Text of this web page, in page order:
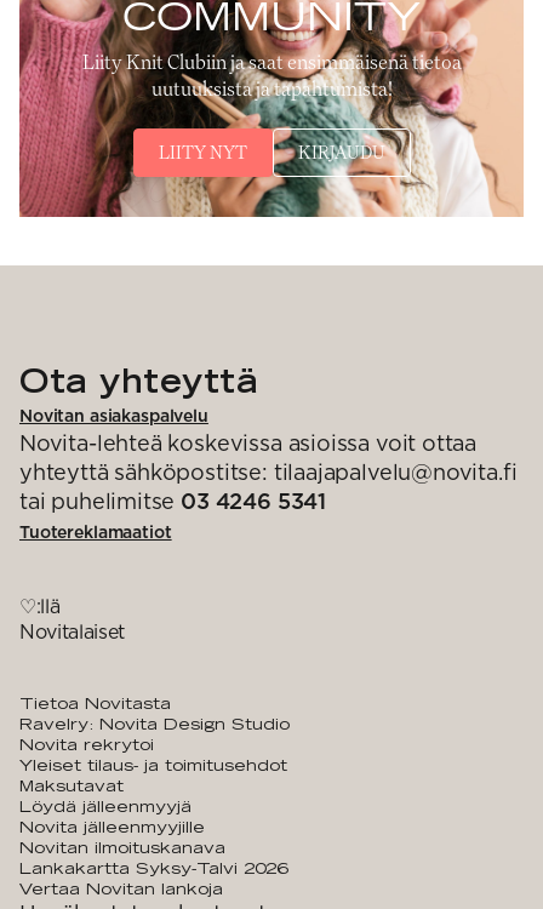
COMMUNITY
Liity Knit Clubiin ja saat ensimmäisenä tietoa
uutuuksista ja tapahtumista!
LIITY NYT KIRJAUDU
Ota yhteyttä
Novitan asiakaspalvelu
Novita-lehteä koskevissa asioissa voit ottaa
yhteyttä sähköpostitse: tilaajapalvelu@novita.fi
tai puhelimitse 03 4246 5341
Tuotereklamaatiot
♡:llä
Novitalaiset
Tietoa Novitasta
Ravelry: Novita Design Studio
Novita rekrytoi
Yleiset tilaus- ja toimitusehdot
Maksutavat
Löydä jälleenmyyjä
Novita jälleenmyyjille
Novitan ilmoituskanava
Lankakartta Syksy-Talvi 2026
Vertaa Novitan lankoja